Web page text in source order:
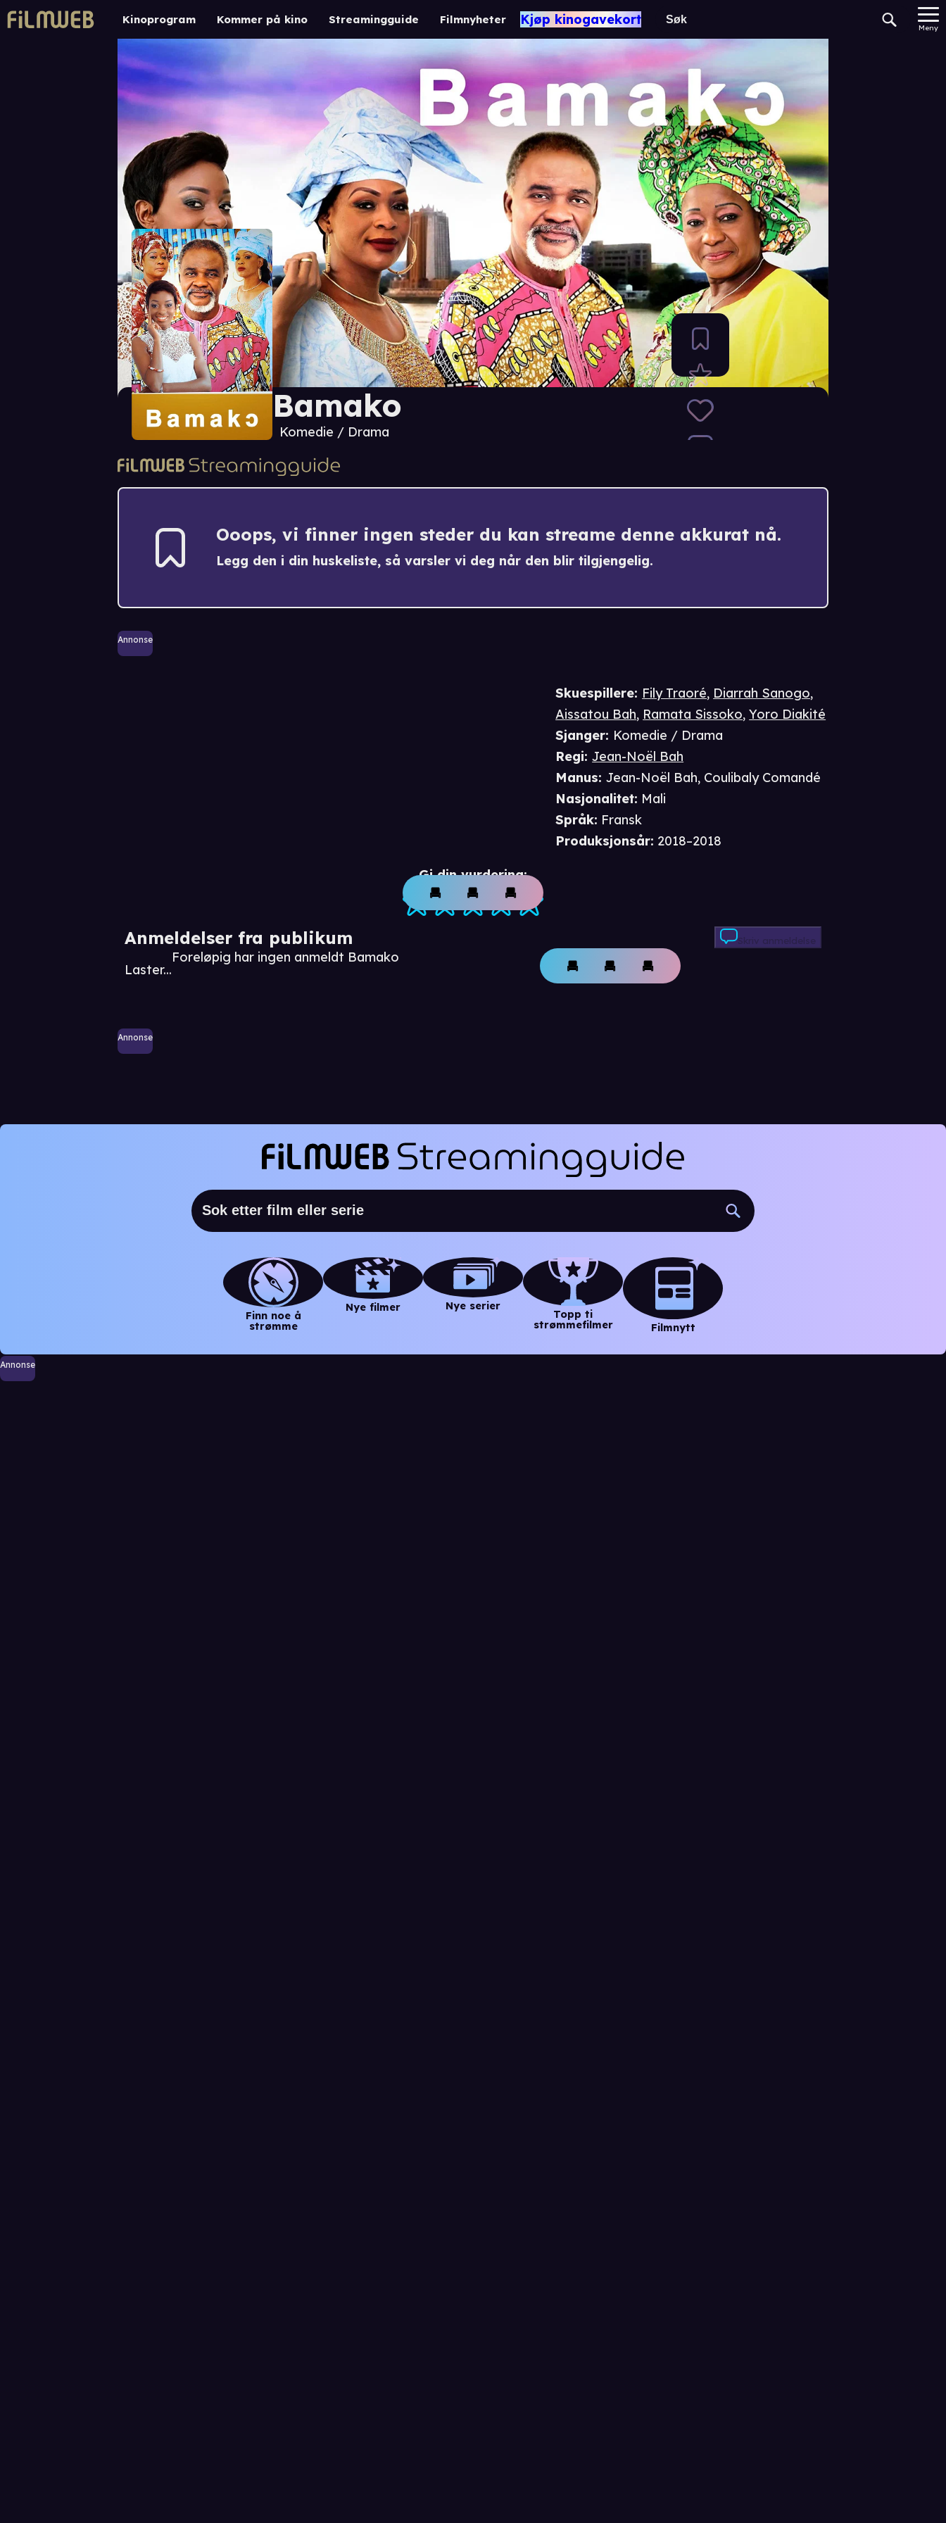
Kinoprogram Kommer på kino Streamingguide Filmnyheter Kjøp kinogavekort
Meny
Bamako
Komedie / Drama
Ooops, vi finner ingen steder du kan streame denne akkurat nå.
Legg den i din huskeliste, så varsler vi deg når den blir tilgjengelig.
Annonse
Gi din vurdering:
Anmeldelser fra publikum
Laster...
Foreløpig har ingen anmeldt Bamako
Skriv anmeldelse
Annonse
Skuespillere: Fily Traoré, Diarrah Sanogo,
Aissatou Bah, Ramata Sissoko,Yoro Diakité
Sjanger: Komedie / Drama
Regi:Jean-Noël Bah
Manus:Jean-Noël Bah, Coulibaly Comandé
Nasjonalitet: Mali
Språk: Fransk
Produksjonsår: 2018–2018
Finn noe å
strømme
Nye filmer Nye serier
Topp ti
strømmefilmer
Filmnytt
Annonse